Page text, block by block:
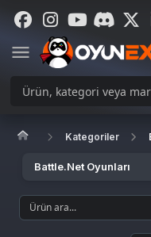
Kategoriler
Battle.Net Oyunları